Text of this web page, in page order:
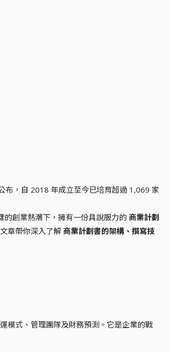
布，自 2018 年成立至今已培育超過 1,069 家
的創業熱潮下，擁有一份具說服力的 商業計劃
章帶你深入了解 商業計劃書的架構、撰寫技
模式、管理團隊及財務預測。它是企業的戰